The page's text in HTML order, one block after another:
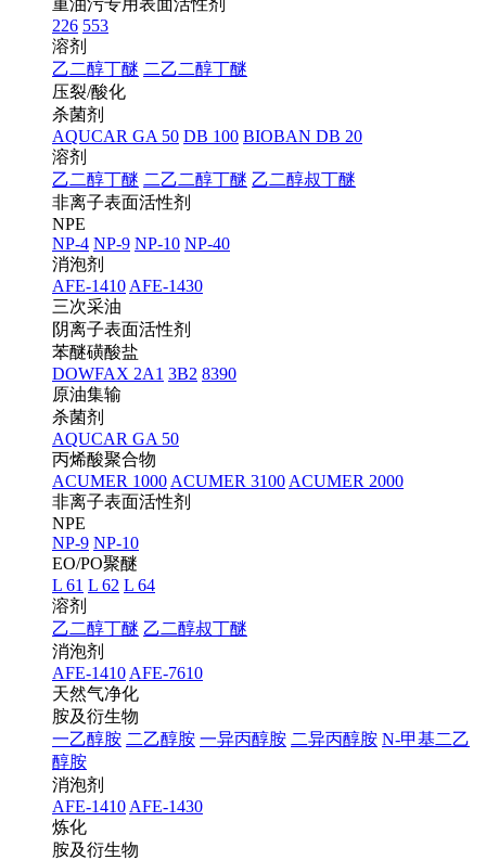
重油污专用表面活性剂
226 553
溶剂
乙二醇丁醚 二乙二醇丁醚
压裂/酸化
杀菌剂
AQUCAR GA 50 DB 100 BIOBAN DB 20
溶剂
乙二醇丁醚 二乙二醇丁醚 乙二醇叔丁醚
非离子表面活性剂
NPE
NP-4 NP-9 NP-10 NP-40
消泡剂
AFE-1410 AFE-1430
三次采油
阴离子表面活性剂
苯醚磺酸盐
DOWFAX 2A1 3B2 8390
原油集输
杀菌剂
AQUCAR GA 50
丙烯酸聚合物
ACUMER 1000 ACUMER 3100 ACUMER 2000
非离子表面活性剂
NPE
NP-9 NP-10
EO/PO聚醚
L 61 L 62 L 64
溶剂
乙二醇丁醚 乙二醇叔丁醚
消泡剂
AFE-1410 AFE-7610
天然气净化
胺及衍生物
一乙醇胺 二乙醇胺 一异丙醇胺 二异丙醇胺 N-甲基二乙
醇胺
消泡剂
AFE-1410 AFE-1430
炼化
胺及衍生物